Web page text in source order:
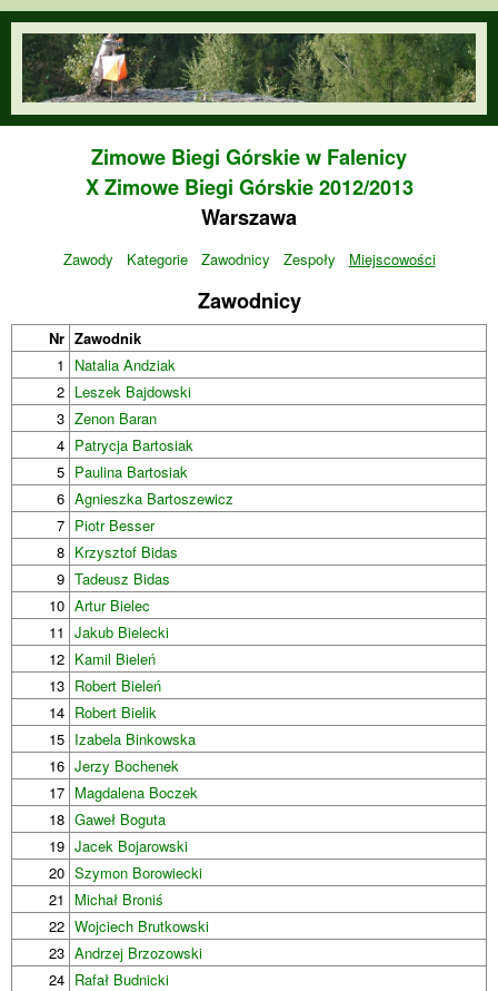
Przejdź do treści
orienteering.waw.pl
Zimowe Biegi Górskie w Falenicy
X Zimowe Biegi Górskie 2012/2013
Warszawa
Zawody Kategorie Zawodnicy Zespoły Miejscowości
Zawodnicy
Nr Zawodnik
1
Natalia Andziak
2 Leszek Bajdowski
3 Zenon Baran
4 Patrycja Bartosiak
5 Paulina Bartosiak
6 Agnieszka Bartoszewicz
7 Piotr Besser
8 Krzysztof Bidas
9 Tadeusz Bidas
10 Artur Bielec
11 Jakub Bielecki
12 Kamil Bieleń
13 Robert Bieleń
14 Robert Bielik
15 Izabela Binkowska
16 Jerzy Bochenek
17 Magdalena Boczek
18 Gaweł Boguta
19 Jacek Bojarowski
20 Szymon Borowiecki
21
Michał Broniś
22 Wojciech Brutkowski
23 Andrzej Brzozowski
24 Rafał Budnicki